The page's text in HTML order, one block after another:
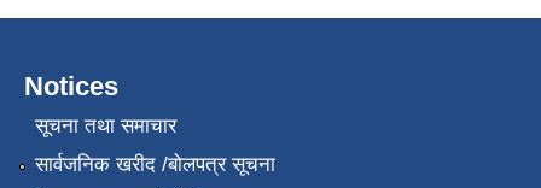
Notices
सूचना तथा समाचार
सार्वजनिक खरीद /बोलपत्र सूचना